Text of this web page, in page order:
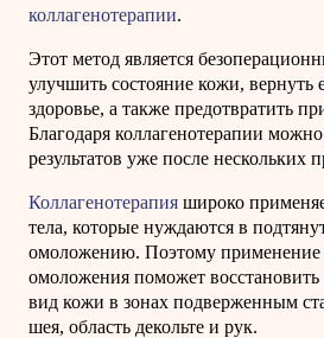
коллагенотерапии.
Этот метод является
улучшить состояние кожи, вернуть
здоровье, а также предотвратить
Благодаря коллагенотерапии
результатов уже после нескольких
Коллагенотерапия широко
тела, которые нуждаются в
омоложению. Поэтому применение
омоложения поможет
вид кожи в зонах подверженным
шея, область декольте и рук.